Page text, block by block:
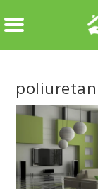
poliuretan